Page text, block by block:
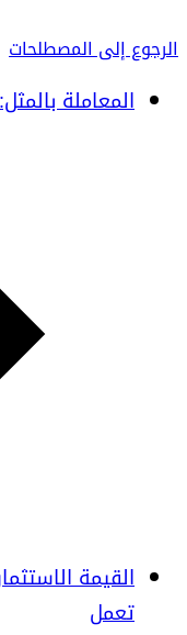
الرجوع إلى المصطلحات
المعاملة
تعمل